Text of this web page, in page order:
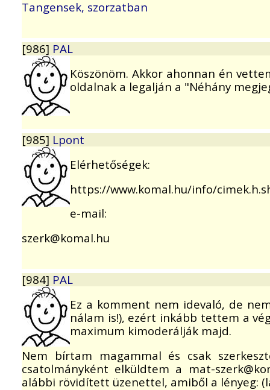
Tangensek, szorzatban
[986] PAL
Köszönöm. Akkor ahonnan én
oldalnak a legalján a "Néhány
[985] Lpont
Elérhetőségek:
https://www.komal.hu/info/
e-mail:
szerk@komal.hu
[984] PAL
Ez a komment nem idevaló, de
nálam is!), ezért inkább tettem a
maximum kimoderálják majd.
Nem bírtam magammal és csak
csatolmányként elküldtem a mat-
alábbi rövidített üzenettel, amiből a lényeg: